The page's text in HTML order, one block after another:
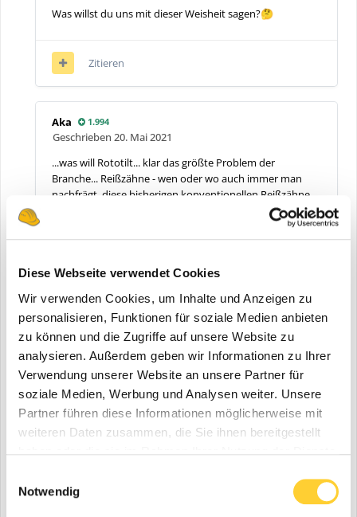
Diese Webseite verwendet Cookies
Wir verwenden Cookies, um Inhalte und Anzeigen zu
personalisieren, Funktionen für soziale Medien anbieten
zu können und die Zugriffe auf unsere Website zu
analysieren. Außerdem geben wir Informationen zu Ihrer
Verwendung unserer Website an unsere Partner für
soziale Medien, Werbung und Analysen weiter. Unsere
Partner führen diese Informationen möglicherweise mit
weiteren Daten zusammen, die Sie ihnen bereitgestellt
Notwendig
Was willst du uns mit dieser Weisheit sagen?🤔
Zitieren
Aka 1.994
Geschrieben 20. Mai 2021
...was will Rototilt... klar das größte Problem der
Branche... Reißzähne - wen oder wo auch immer man
nachfrägt, diese bisherigen konventionellen Reißzähne
anderer Hersteller funktionieren nicht gscheid und
brechen ständig ab... scheint keinen Baggerfahrer zu
geben, der nicht jede Woche mindestens einen Reißzahn
Große Firmen kaufen die Dinger wohl mindestens im
zu blöd brauchbare Reißzähne zu bauen, schieben aber
dafür zusätzliche Schichten um den Bedarf an Ersatz für
abgebrochene Reißzähne zu decken.
PS: ...zu Sicherheit - der Beitrag kann Spuren von Ironie
und Sarkasmus enthalten
1 1
Zitieren
Geschrieben